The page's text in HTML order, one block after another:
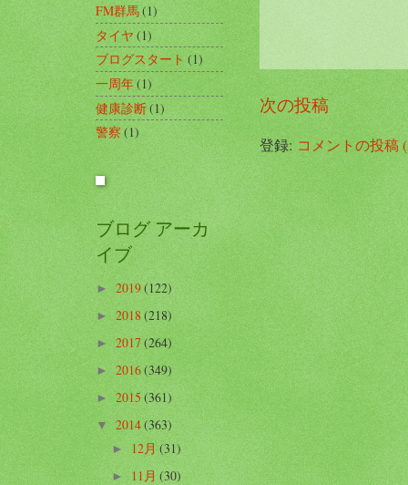
次の投稿
登録:コメントの投稿
FM群馬(1)
タイヤ(1)
ブログスタート(1)
一周年(1)
健康診断(1)
警察 (1)
ブログ アーカ
イブ
►2019(122)
► 2018(218)
►2017(264)
►2016(349)
►2015(361)
▼2014(363)
► 12月(31)
► 11月(30)